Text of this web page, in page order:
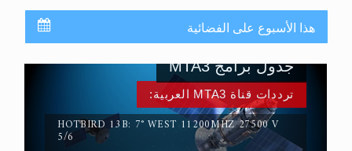
هذا الأسبوع على الفضائية
ترددات قناة MTA3 العربية:
HOTBIRD 13B: 7° WEST 11200MHZ 27500 V
5/6
جدول برامج MTA3